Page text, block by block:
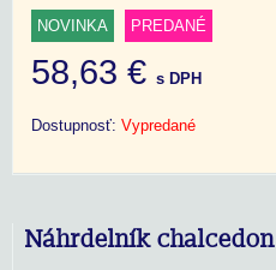
NOVINKA PREDANÉ
58,63 € s DPH
Dostupnosť: Vypredané
Náhrdelník chalcedon